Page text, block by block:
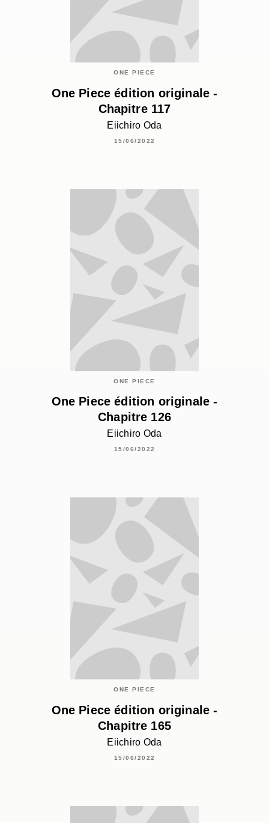
ONE PIECE
One Piece édition originale -
Chapitre 117
Eiichiro Oda
15/06/2022
ONE PIECE
One Piece édition originale -
Chapitre 126
Eiichiro Oda
15/06/2022
ONE PIECE
One Piece édition originale -
Chapitre 165
Eiichiro Oda
15/06/2022